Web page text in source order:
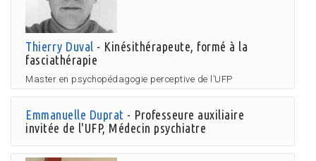
Thierry Duval - Kinésithérapeute, formé à la
fasciathérapie
Master en psychopédagogie perceptive de l’UFP
Emmanuelle Duprat - Professeure auxiliaire
invitée de l'UFP, Médecin psychiatre